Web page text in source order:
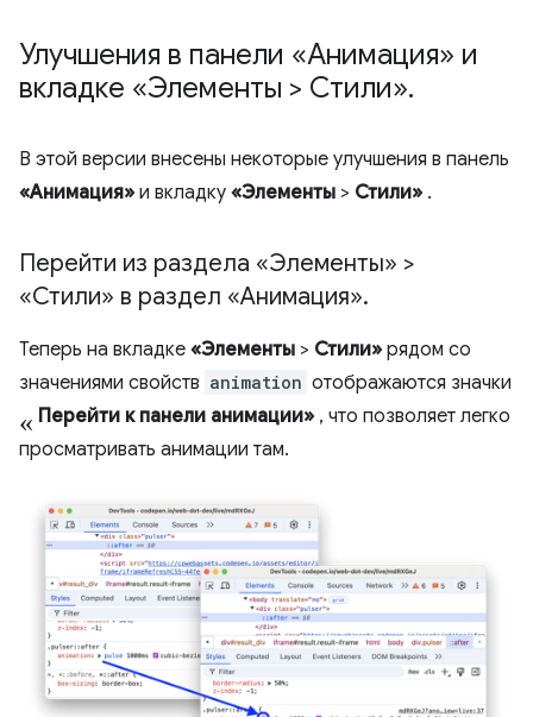
Улучшения в панели «Анимация» и
вкладке «Элементы > Стили».
В этой версии внесены некоторые улучшения в панель
«Анимация» и вкладку «Элементы > Стили» .
Перейти из раздела «Элементы» >
«Стили» в раздел «Анимация».
Теперь на вкладке «Элементы > Стили» рядом со
значениями свойств animation отображаются значки
« Перейти к панели анимации» , что позволяет легко
просматривать анимации там.